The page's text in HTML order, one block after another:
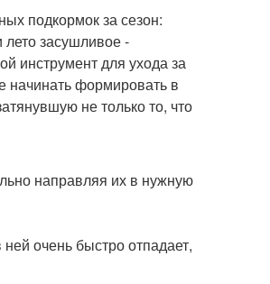
подкормок за сезон:
лето засушливое -
инструмент для ухода за
начинать формировать в
не только то, что
направляя их в нужную
очень быстро отпадает,